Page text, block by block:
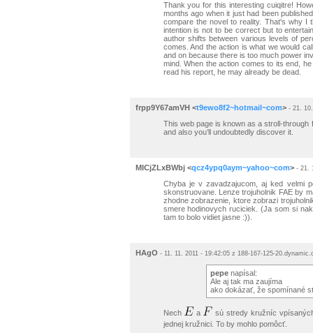
Thank you for this interesting cuiqitre!
months ago when it just had been
compare the novel to reality. That's why I
intention is not to be correct but to
author shifts between various levels of
comes. And the action is what we would
and on because there is too much power
mind. When the action comes to its end,
read his report, he may already be dead.
frpp9Y67amVH<t9ewo8f2~hotmail~com>- 21. 10.
This web page is known as a stroll-through
and also you’ll undoubtedly discover it.
MICjZLxBWbj<qcz4ypq0aym~yahoo~com>- 21.
Chyba je v zavadzajucom, aj ked velmi
skonstruovane. Lenze trojuholnik FAE by
zhodne zobrazenie, ktore zobrazi
smere hodinovych ruciciek. (Ja som si
tam to bolo vidiet jasne :)).
HAgO - 11. 11. 2011 - 19:42:05 z 188-167-125-
pepe napísal:
Ale aj tak ma zaujíma
ako dokázať, že spomínané
Nech a
sú stredy kružníc
jednej kružnici. To by mohlo pomôcť.